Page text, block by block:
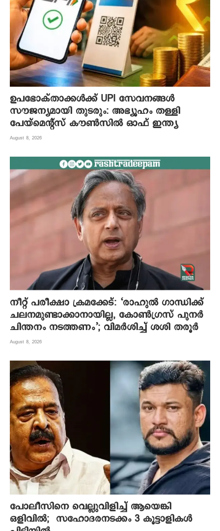
ഉപഭോക്താക്കൾക്ക് UPI സേവനങ്ങൾ
സൗജന്യമായി തുടരും: അഭ്യൂഹം തള്ളി
പേയ്‌മെന്റ്സ് കൗൺസിൽ ഓഫ് ഇന്ത്യ
August 8, 2026
നീറ്റ് പരീക്ഷാ ക്രമക്കേട്: ‘രാഹുൽ ഗാന്ധിക്ക്
ചലനമുണ്ടാക്കാനായില്ല, കോൺഗ്രസ് പുനർ
ചിന്തനം നടത്തണം’; വിമർശിച്ച് ശശി തരൂർ
August 8, 2026
പോലീസിനെ വെല്ലുവിളിച്ച് ആയെങ്കി
ഒളിവിൽ; സഹോദരനടക്കം 3 കൂട്ടാളികൾ